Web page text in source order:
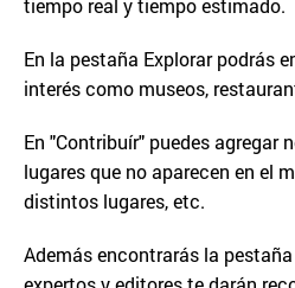
tiempo real y tiempo estimado.
En la pestaña Explorar podrás
interés como museos,
En "Contribuír" puedes agregar
lugares que no aparecen en el
distintos lugares, etc.
Además encontrarás la